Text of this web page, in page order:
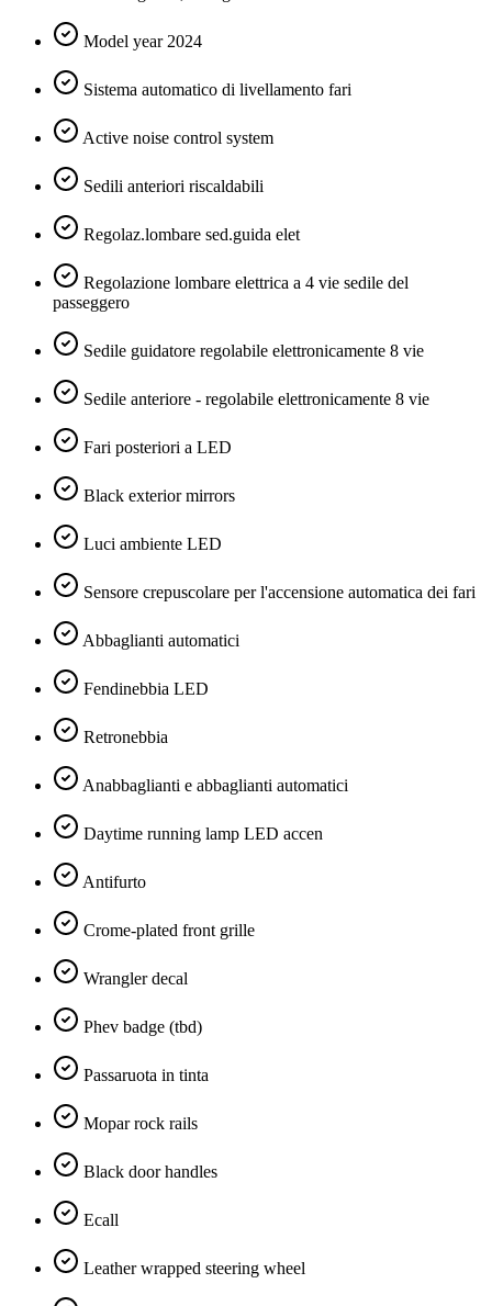
Model year 2024
Sistema automatico di livellamento fari
Active noise control system
Sedili anteriori riscaldabili
Regolaz.lombare sed.guida elet
Regolazione lombare elettrica a 4 vie sedile del
passeggero
Sedile guidatore regolabile elettronicamente 8 vie
Sedile anteriore - regolabile elettronicamente 8 vie
Fari posteriori a LED
Black exterior mirrors
Luci ambiente LED
Sensore crepuscolare per l'accensione automatica dei fari
Abbaglianti automatici
Fendinebbia LED
Retronebbia
Anabbaglianti e abbaglianti automatici
Daytime running lamp LED accen
Antifurto
Crome-plated front grille
Wrangler decal
Phev badge (tbd)
Passaruota in tinta
Mopar rock rails
Black door handles
Ecall
Leather wrapped steering wheel